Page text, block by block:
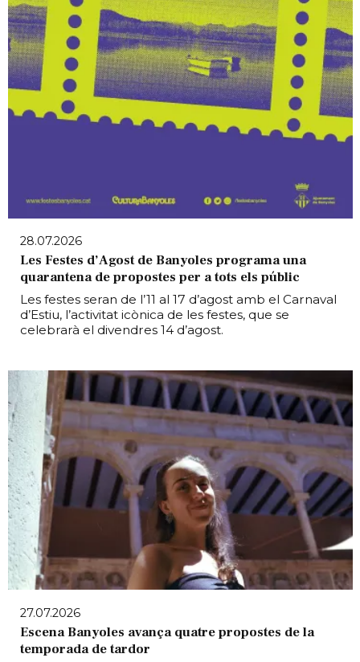
28.07.2026
Les Festes d’Agost de Banyoles programa una
quarantena de propostes per a tots els públic
Les festes seran de l’11 al 17 d’agost amb el Carnaval
d’Estiu, l’activitat icònica de les festes, que se
celebrarà el divendres 14 d’agost.
27.07.2026
Escena Banyoles avança quatre propostes de la
temporada de tardor